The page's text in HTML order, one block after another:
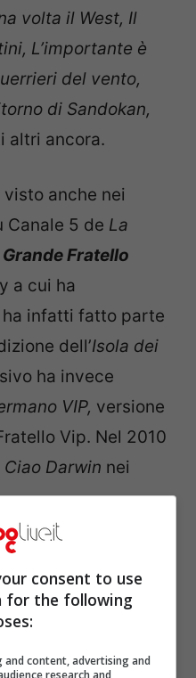
volta il West, Il
L’importante è
del vento,
di Sandokan,
altri ancora.
anche nei
Canale 5 de La
GrandeFratello
a cui ha
infatti fatto parte
dell’Isola dei
ha invece
VIP, versione
Vip. Nel 2010
Ciao Darwin nei
consent to use
for the following
and content, advertising and
research and